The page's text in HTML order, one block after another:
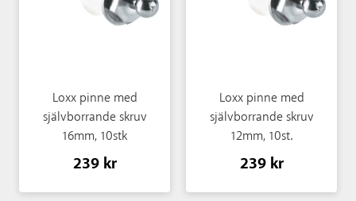
Loxx pinne med
självborrande skruv
16mm, 10stk
239 kr
Loxx pinne med
självborrande skruv
12mm, 10st.
239 kr